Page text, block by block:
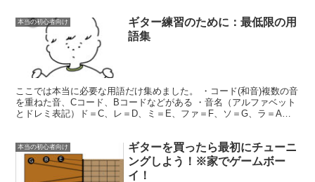
本当の初心者向け
ギター練習のために：最低限の用
語集
ここでは本当に必要な用語だけ集めました。 ・コード(和音)複数の音
を重ねた音、Cコード、Bコードなどがある ・音名（アルファベット
とドレミ表記）ド＝C、レ＝D、ミ＝E、ファ＝F、ソ＝G、ラ＝A、
本当の初心者向け
ギターを買ったら最初にチューニ
ングしよう！※家でゲームボー
イ！